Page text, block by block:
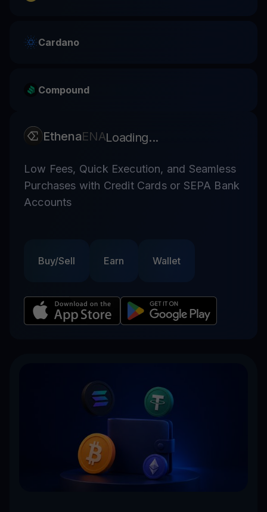
Cardano
Compound
EthenaENALoading...
Low Fees, Quick Execution, and Seamless
Purchases with Credit Cards or SEPA Bank
Accounts
Buy/Sell Earn Wallet